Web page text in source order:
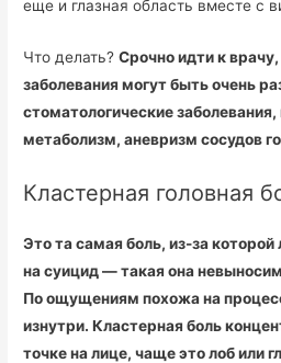
еще и глазная область вместе с
Что делать?Срочно идти к
заболевания могут быть очень
стоматологические
метаболизм, аневризм сосудов
Кластерная головная
Это та самая боль, из-за
на суицид — такая она
По ощущениям похожа на
изнутри. Кластерная боль
точке на лице, чаще это лоб или